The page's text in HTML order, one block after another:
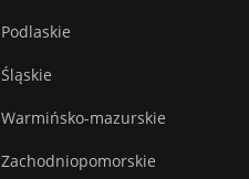
Podlaskie
Śląskie
Warmińsko-mazurskie
Zachodniopomorskie